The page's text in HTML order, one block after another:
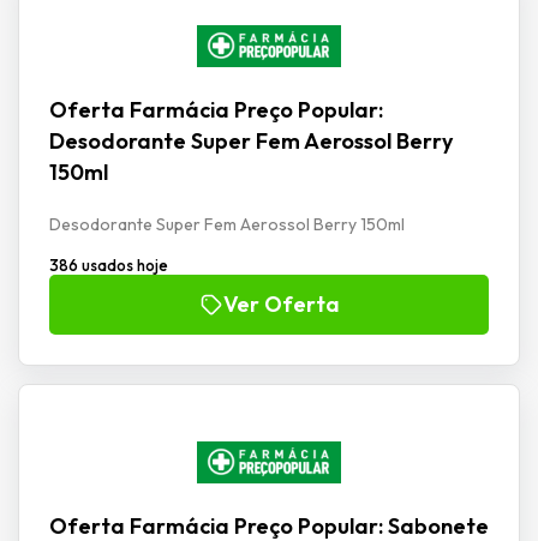
Oferta Farmácia Preço Popular:
Desodorante Super Fem Aerossol Berry
150ml
Desodorante Super Fem Aerossol Berry 150ml
386 usados hoje
Ver Oferta
Oferta Farmácia Preço Popular: Sabonete